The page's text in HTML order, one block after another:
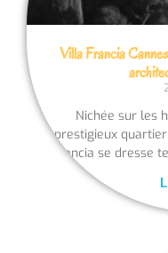
Villa Francia
Nichée sur les
prestigieux
Francia se dresse